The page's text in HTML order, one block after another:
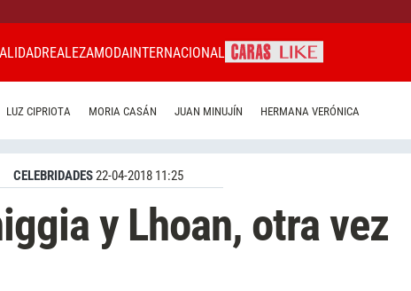
REALEZAMODAINTERNACIONAL
LUZ CIPRIOTA MORIA CASÁN JUAN MINUJÍN HERMANA VERÓNICA
CELEBRIDADES22-04-2018 11:25
y Lhoan, otra vez